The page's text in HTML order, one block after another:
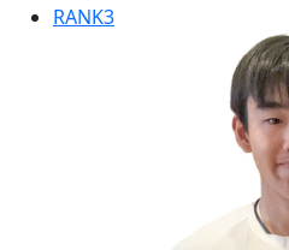
RANK3